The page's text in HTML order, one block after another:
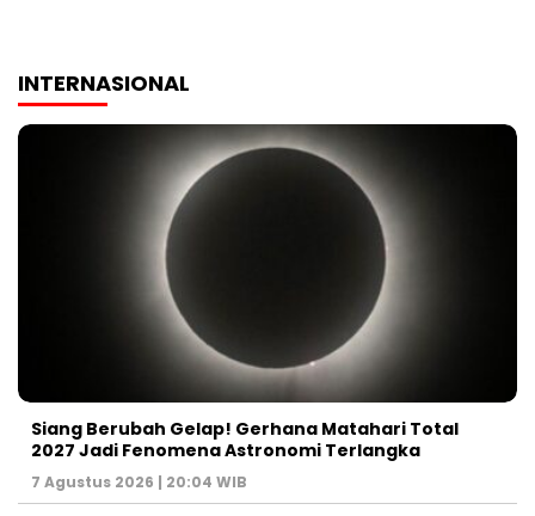
INTERNASIONAL
Siang Berubah Gelap! Gerhana Matahari Total
2027 Jadi Fenomena Astronomi Terlangka
7 Agustus 2026 | 20:04 WIB